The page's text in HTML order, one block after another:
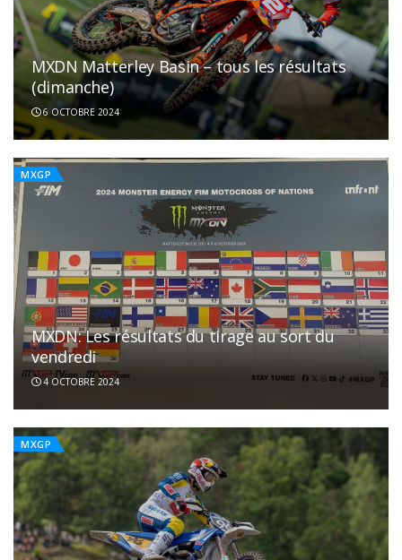
MXDN Matterley Basin – tous les résultats
(dimanche)
6 OCTOBRE 2024
MXGP
MXDN: Les résultats du tirage au sort du
vendredi
4 OCTOBRE 2024
MXGP